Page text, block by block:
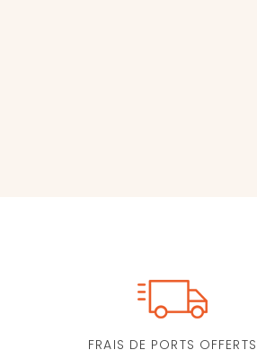
FRAIS DE PORTS OFFERTS